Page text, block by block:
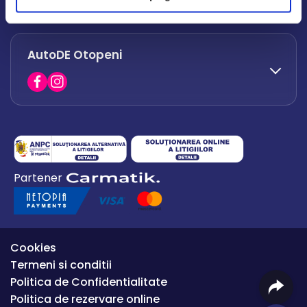
office.afumati@autode.ro
0730 063 852
0730 063 851
AutoDE Otopeni
0754 649 360
office.premium@autode.ro
Partener
Cookies
Termeni si conditii
Politica de Confidentialitate
Politica de rezervare online